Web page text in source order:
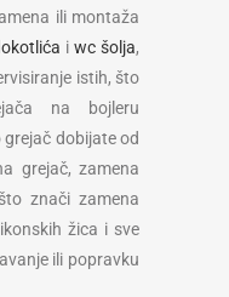
ili montaža
i wc šolja,
istih, što
na bojleru
dobijate od
grejač, zamena
znači zamena
žica i sve
ili popravku